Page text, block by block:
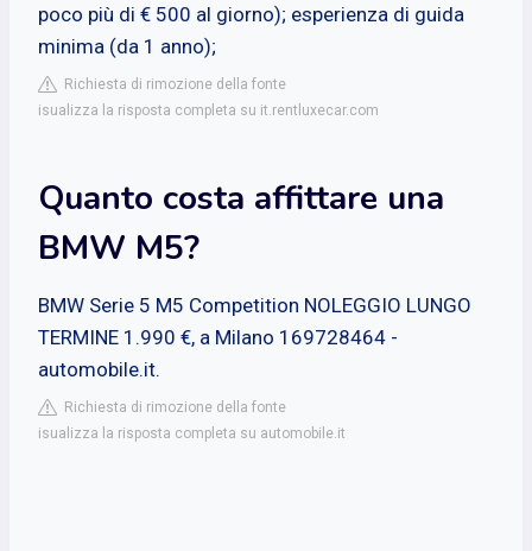
poco più di € 500 al giorno); esperienza di guida
minima (da 1 anno);
Richiesta di rimozione della fonte
isualizza la risposta completa su it.rentluxecar.com
Quanto costa affittare una
BMW M5?
BMW Serie 5 M5 Competition NOLEGGIO LUNGO
TERMINE 1.990 €, a Milano 169728464 -
automobile.it.
Richiesta di rimozione della fonte
isualizza la risposta completa su automobile.it